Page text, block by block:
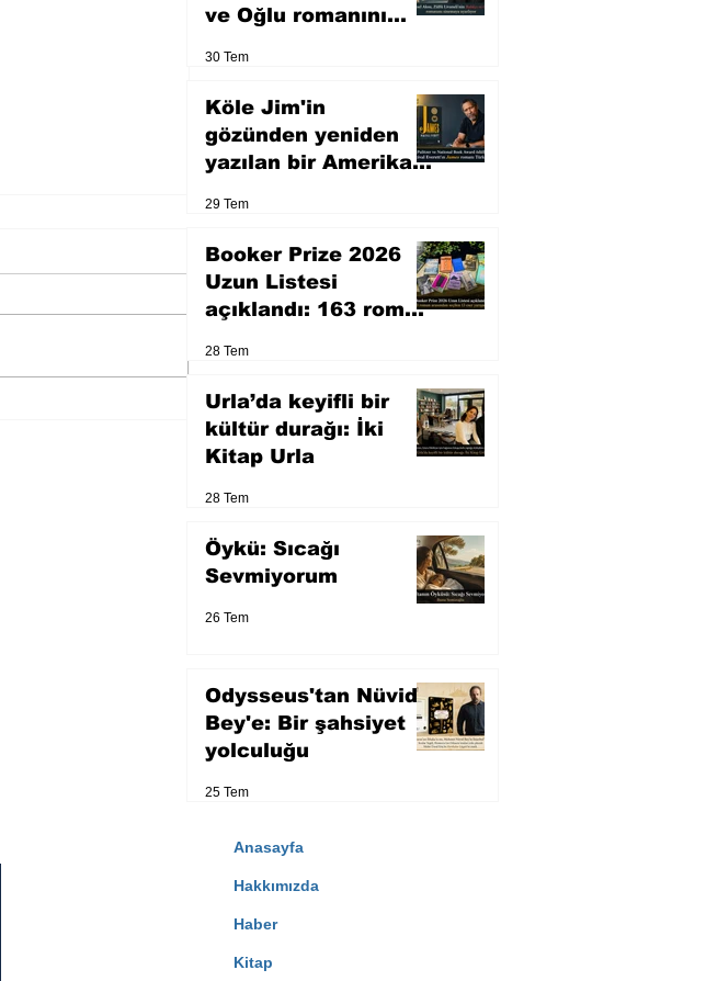
ve Oğlu romanını
30 Tem
Köle Jim'in
gözünden yeniden
yazılan bir Amerikan
29 Tem
Booker Prize 2026
Uzun Listesi
açıklandı: 163 roman
28 Tem
Urla’da keyifli bir
kültür durağı: İki
Kitap Urla
28 Tem
Öykü: Sıcağı
Sevmiyorum
26 Tem
Odysseus'tan Nüvid
Bey'e: Bir şahsiyet
yolculuğu
25 Tem
Anasayfa
Hakkımızda
Haber
Kitap